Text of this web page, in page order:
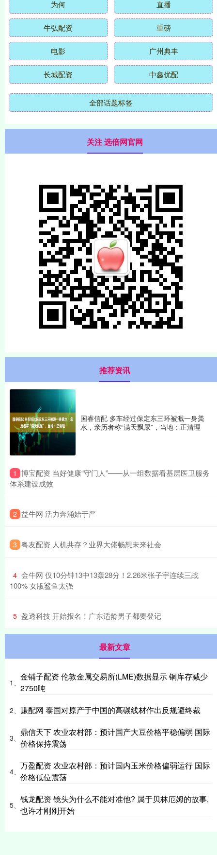
为何 直播
牛弘配资 重磅
电影 广州典丰
长城配资 中鑫优配
全部话题标签
关注 选倍网官网
推荐资讯
国睿信配 多车经过保定东三环被溅一身粪
水，亲历者称“满天飘屎”，当地：正清理
1 ​博宝配资 当好健康“守门人”——从一组数据看基层医卫服务
体系建设成效
2 ​益牛网 活力奔涌始于严
3 ​粤友配资 人机共存？业界大佬畅想未来社会
4 ​金牛网 仅10分钟13中13轰28分！2.26米张子宇连续三战
100% 女版鲨鱼太强
5 ​盈透科技 开始报名！广东适龄男子都要登记
最新文章
1、
金铺子配资 伦敦金属交易所(LME)数据显示 铜库存减少
2750吨
2、 赚配网 泰国对原产于中国的高碳线材作出反规避终裁
3、
鼎信天下 农业农村部：预计国产大豆价格平稳偏弱 国际
价格保持震荡
4、
万盈配资 农业农村部：预计国内玉米价格偏弱运行 国际
价格低位震荡
5、
钱龙配资 镜头为什么不能对准他? 属于贝林厄姆的故事,
也许才刚刚开始